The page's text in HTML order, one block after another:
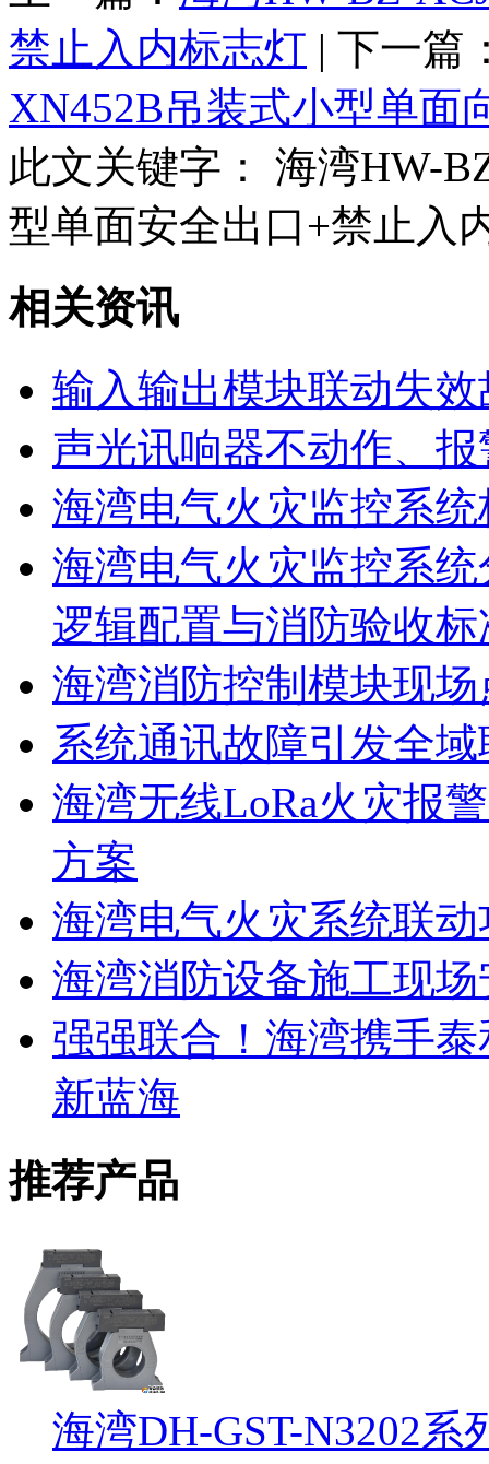
禁止入内标志灯 | 下一篇
XN452B吊装式小型单面
此文关键字：
海湾HW-
型单面安全出口+禁止入
相关资讯
输入输出模块联动失效
声光讯响器不动作、
海湾电气火灾监控系
海湾电气火灾监控系
逻辑配置与消防验收标
海湾消防控制模块现
系统通讯故障引发全
海湾无线LoRa火灾报
方案
海湾电气火灾系统联
海湾消防设备施工现
强强联合！海湾携手
新蓝海
推荐产品
海湾DH-GST-N3202